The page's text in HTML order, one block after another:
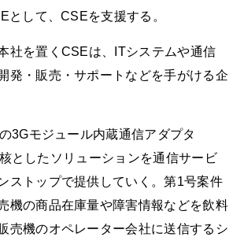
として、CSEを支援する。
社を置くCSEは、ITシステムや通信
発・販売・サポートなどを手がける企
3Gモジュール内蔵通信アダプタ
としたソリューションを通信サービ
ストップで提供していく。第1号案件
機の商品在庫量や障害情報などを飲料
売機のオペレーター会社に送信するシ